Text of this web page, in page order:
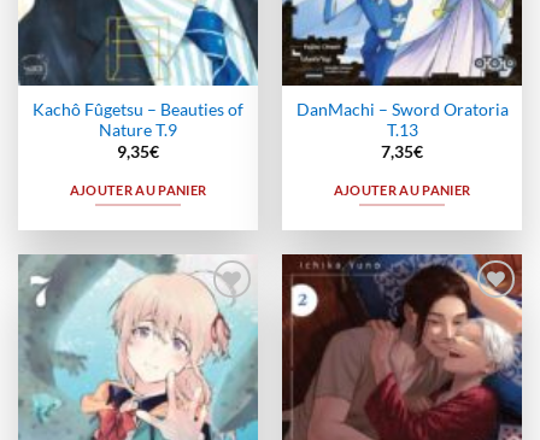
Kachô Fûgetsu – Beauties of
Nature T.9
9,35€
AJOUTER AU PANIER
DanMachi – Sword Oratoria
T.13
7,35€
AJOUTER AU PANIER
Ajouter
à la
wishlist
Ajouter
à la
wishlist